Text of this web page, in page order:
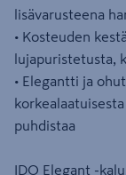
lisävarusteena
• Kosteuden
lujapuristetusta,
• Elegantti ja
puhdistaa
IDO Elegant -